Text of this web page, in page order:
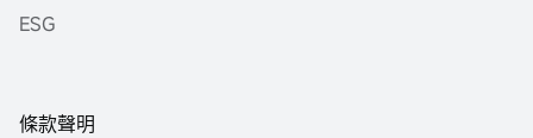
ESG
條款聲明